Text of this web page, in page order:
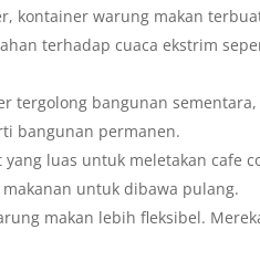
kontainer warung makan
terhadap cuaca ekstrim
tergolong bangunan
bangunan permanen.
luas untuk meletakan cafe
untuk dibawa pulang.
makan lebih fleksibel.